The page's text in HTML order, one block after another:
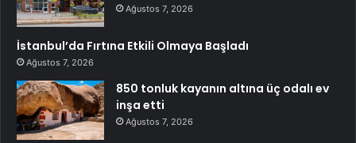
Ağustos 7, 2026
İstanbul’da Fırtına Etkili Olmaya Başladı
Ağustos 7, 2026
850 tonluk kayanın altına üç odalı ev
inşa etti
Ağustos 7, 2026